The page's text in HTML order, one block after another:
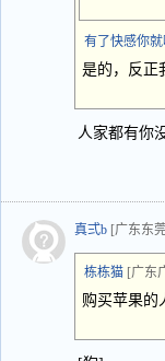
有了快感你就
是的，反正
人家都有你
真弍b [广东东
栋栋猫 [广东
购买苹果的